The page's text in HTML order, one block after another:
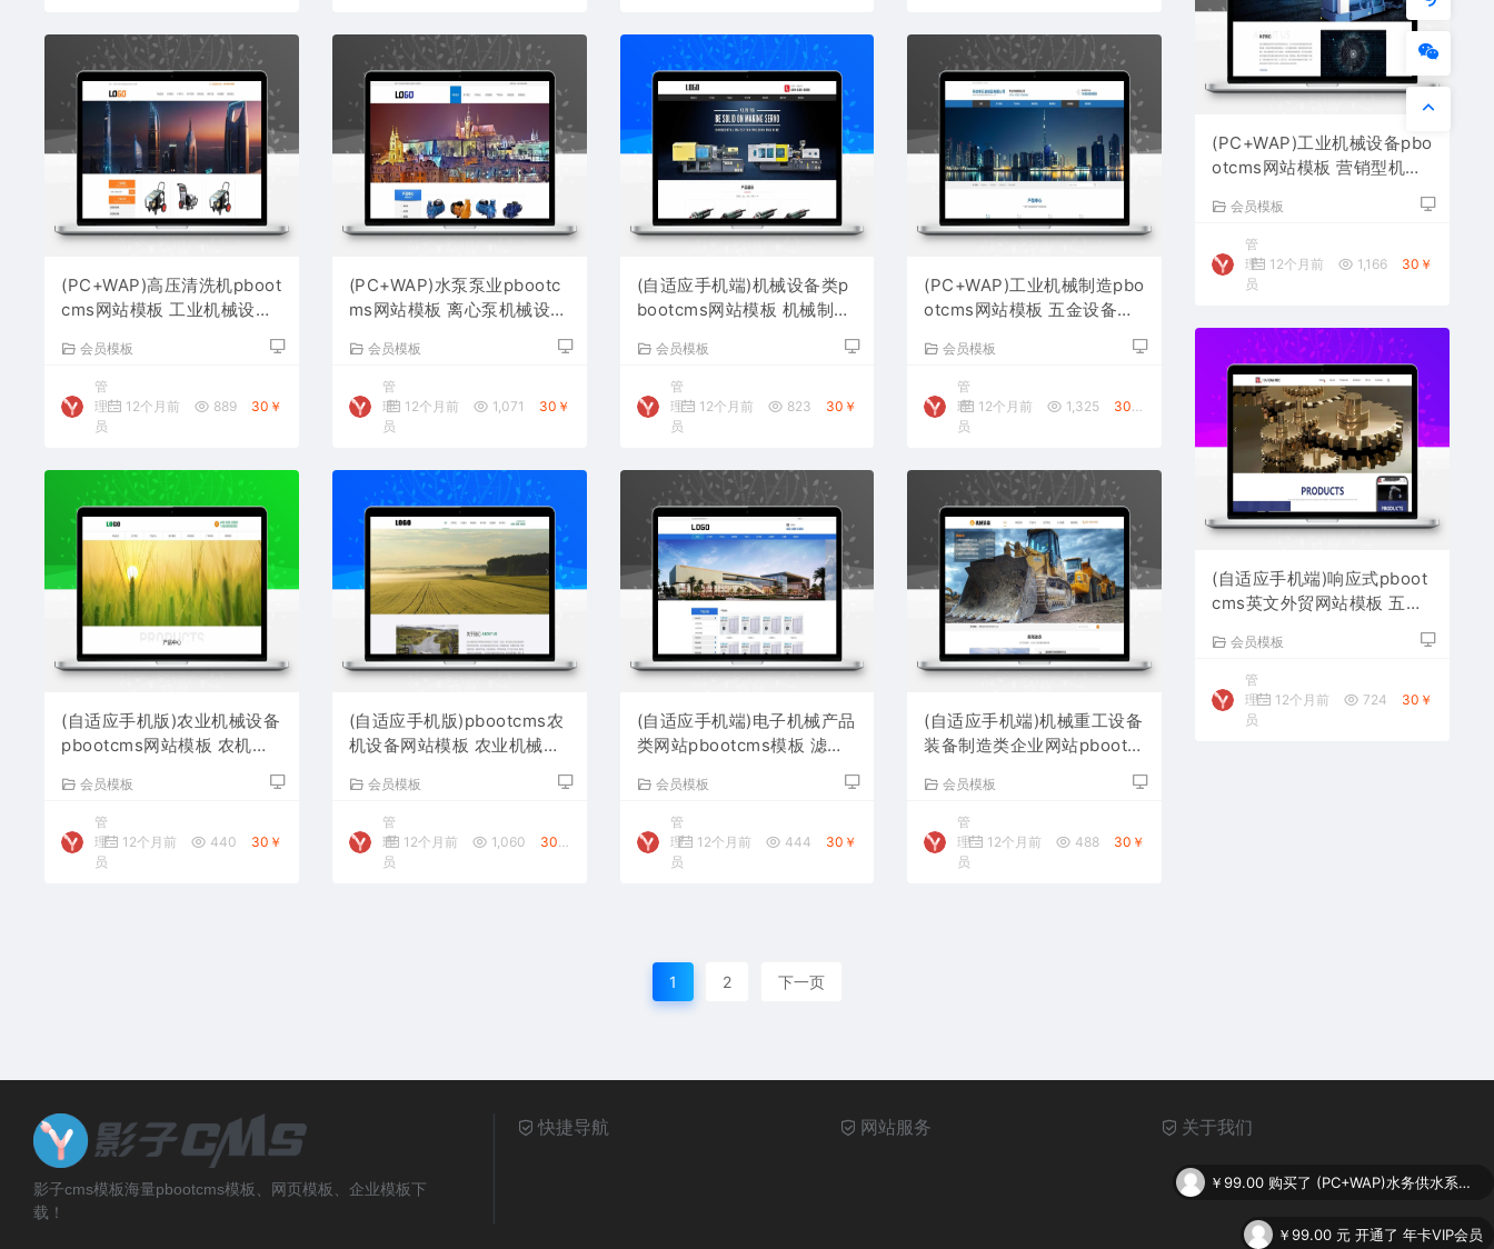
(PC+WAP)高压清洗机pboot
cms网站模板 工业机械设备
会员模板
管
理
员
12个月前 889 30￥
(PC+WAP)水泵泵业pbootc
ms网站模板 离心泵机械设备
会员模板
管
理
员
12个月前 1,071 30￥
(自适应手机端)机械设备类p
bootcms网站模板 机械制造
会员模板
管
理
员
12个月前 823 30￥
(PC+WAP)工业机械制造pbo
otcms网站模板 五金设备网
会员模板
管
理
员
12个月前 1,325 30￥
(PC+WAP)工业机械设备pbo
otcms网站模板 营销型机械
会员模板
管
理
员
12个月前 1,166 30￥
(自适应手机版)农业机械设备
pbootcms网站模板 农机设
会员模板
管
理
员
12个月前 440 30￥
(自适应手机版)pbootcms农
机设备网站模板 农业机械设
会员模板
管
理
员
12个月前 1,060 30￥
(自适应手机端)电子机械产品
类网站pbootcms模板 滤芯
会员模板
管
理
员
12个月前 444 30￥
(自适应手机端)机械重工设备
装备制造类企业网站pbootc
ms模板 大型矿山设备网站源
码下载
会员模板
管
理
员
12个月前 488 30￥
(自适应手机端)响应式pboot
cms英文外贸网站模板 五金
会员模板
管
理
员
12个月前 724 30￥
1 2 下一页
影子cms模板海量pbootcms模板、网页模板、企业模板下
载！
快捷导航 网站服务 关于我们
￥99.00 购买了
￥99.00 元 开通了 年卡VIP会员